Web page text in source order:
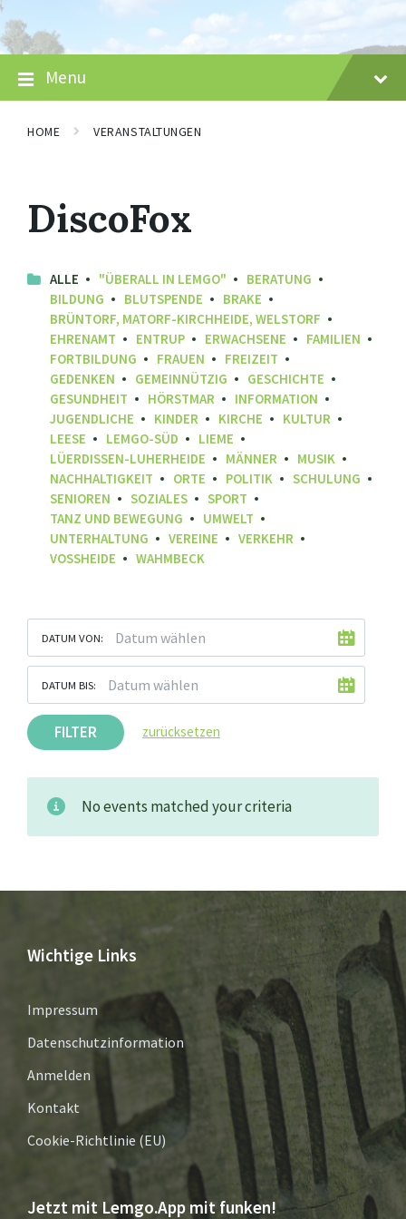
Skip
to
content
Skip
to
main
navigation
Skip
to
footer
Menu
HOME VERANSTALTUNGEN
DiscoFox
ALLE "ÜBERALL IN LEMGO"
BERATUNG
BILDUNG
BLUTSPENDE
BRAKE
BRÜNTORF, MATORF-KIRCHHEIDE, WELSTORF
EHRENAMT
ENTRUP ERWACHSENE
FAMILIEN
FORTBILDUNG
FRAUEN
FREIZEIT
GEDENKEN
GEMEINNÜTZIG
GESCHICHTE
GESUNDHEIT
HÖRSTMAR
INFORMATION
JUGENDLICHE
KINDER KIRCHE
KULTUR
LEESE
LEMGO-SÜD
LIEME
LÜERDISSEN-LUHERHEIDE
MÄNNER
MUSIK
NACHHALTIGKEIT
ORTE POLITIK
SCHULUNG
SENIOREN
SOZIALES
SPORT
TANZ UND BEWEGUNG
UMWELT
UNTERHALTUNG
VEREINE
VERKEHR
VOSSHEIDE
WAHMBECK
DATUM VON:
DATUM BIS:
FILTER zurücksetzen
No events matched your criteria
Wichtige Links
Impressum
Datenschutzinformation
Anmelden
Kontakt
Cookie-Richtlinie (EU)
Jetzt mit Lemgo.App mit funken!